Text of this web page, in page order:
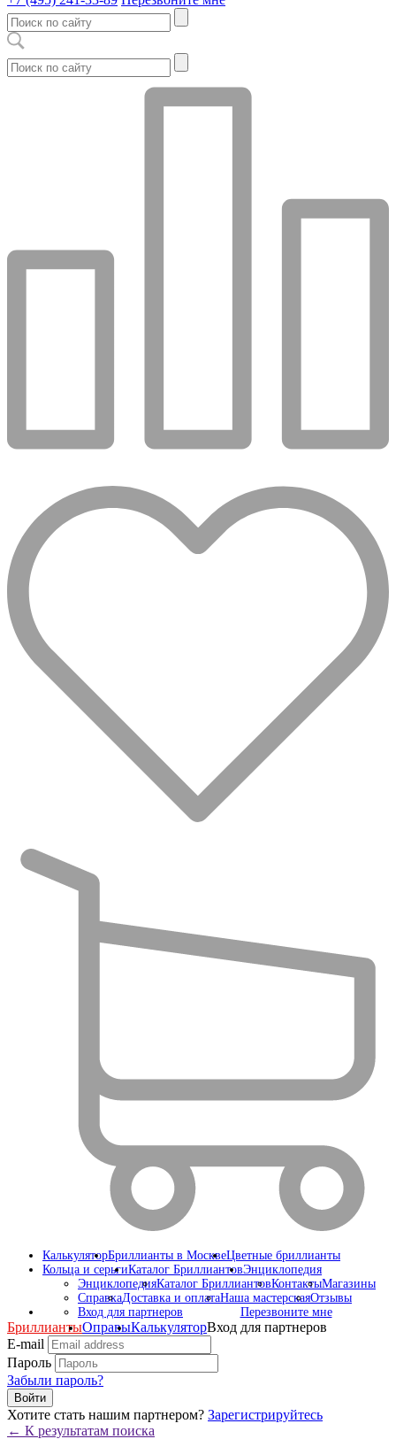
КалькуляторБриллианты в МосквеЦветные бриллианты
Кольца и серьгиКаталог БриллиантовЭнциклопедия
ЭнциклопедияКаталог БриллиантовКонтактыМагазины
СправкаДоставка и оплатаНаша мастерскаяОтзывы
Вход для партнеров
Перезвоните мне
БриллиантыОправыКалькуляторВход для партнеров
E-mail
Пароль
Забыли пароль?
Войти
Хотите стать нашим партнером? Зарегистрируйтесь
← К результатам поиска